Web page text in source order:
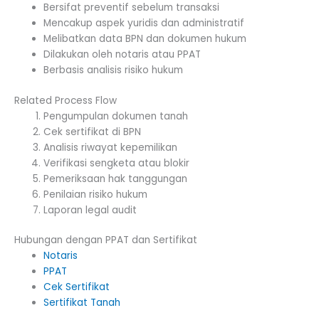
Bersifat preventif sebelum transaksi
Mencakup aspek yuridis dan administratif
Melibatkan data BPN dan dokumen hukum
Dilakukan oleh notaris atau PPAT
Berbasis analisis risiko hukum
Related Process Flow
Pengumpulan dokumen tanah
Cek sertifikat di BPN
Analisis riwayat kepemilikan
Verifikasi sengketa atau blokir
Pemeriksaan hak tanggungan
Penilaian risiko hukum
Laporan legal audit
Hubungan dengan PPAT dan Sertifikat
Notaris
PPAT
Cek Sertifikat
Sertifikat Tanah